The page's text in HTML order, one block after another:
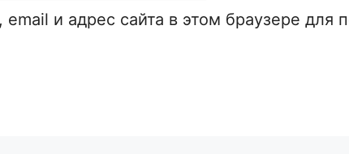
и адрес сайта в этом браузере для